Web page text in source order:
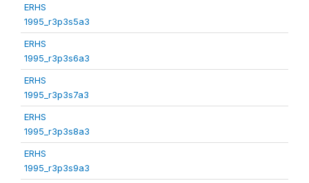
ERHS
1995_r3p3s5a3
ERHS
1995_r3p3s6a3
ERHS
1995_r3p3s7a3
ERHS
1995_r3p3s8a3
ERHS
1995_r3p3s9a3